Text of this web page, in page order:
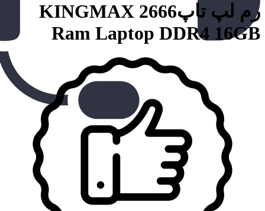
رم لپ تاپ2666 KINGMAX
Ram Laptop DDR4 16GB